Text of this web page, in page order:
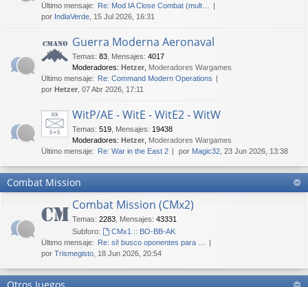
Último mensaje: Re: Mod IA Close Combat (mult…
por IndiaVerde , 15 Jul 2026, 16:31
Guerra Moderna Aeronaval
Temas: 83 Mensajes: 4017
Moderadores: Hetzer Moderadores Wargames
Último mensaje: Re: Command Modern Operations
por Hetzer , 07 Abr 2026, 17:11
WitP/AE - WitE - WitE2 - WitW
Temas: 519 Mensajes: 19438
Moderadores: Hetzer Moderadores Wargames
Último mensaje: Re: War in the East 2 por Magic32 , 23 Jun 2026, 13:38
Combat Mission
Combat Mission (CMx2)
Temas: 2283 Mensajes: 43331
Subforo:
CMx1 :: BO-BB-AK
Último mensaje: Re: si! busco oponentes para …
por Trismegisto , 18 Jun 2026, 20:54